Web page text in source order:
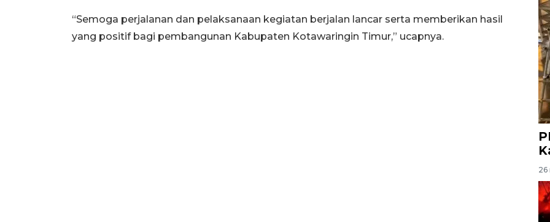
“Semoga perjalanan dan pelaksanaan kegiatan berjalan lancar serta memberikan hasil
yang positif bagi pembangunan Kabupaten Kotawaringin Timur,” ucapnya.
26